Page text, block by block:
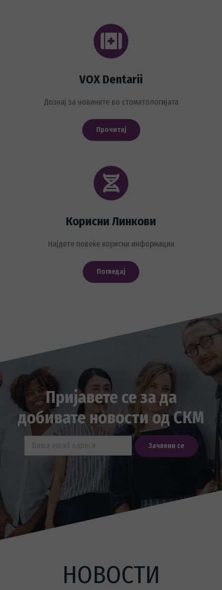
VOX Dentarii
Дознај за новините во стоматологијата
Прочитај
Корисни Линкови
Најдете повеќе корисни информации
Погледај
Пријавете се за да
добивате новости од СКМ
НОВОСТИ